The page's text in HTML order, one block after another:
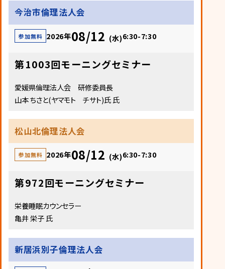
今治市倫理法人会
参加無料 2026年08/12 (水)6:30-7:30
第1003回モーニングセミナー
愛媛県倫理法人会 研修委員長
山本 ちさと(ヤマモト チサト)氏 氏
松山北倫理法人会
参加無料 2026年08/12 (水)6:30-7:30
第972回モーニングセミナー
栄養睡眠カウンセラー
亀井 栄子 氏
新居浜別子倫理法人会